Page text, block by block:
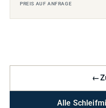
PREIS AUF ANFRAGE
←
Alle